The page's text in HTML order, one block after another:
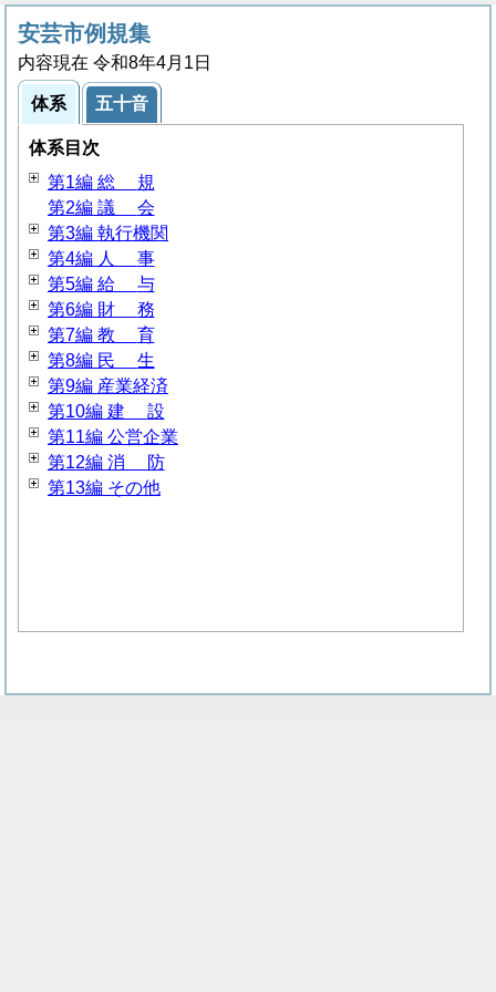
安芸市例規集
内容現在 令和8年4月1日
体系 五十音
体系目次
第1編 総 規
第2編 議 会
第3編 執行機関
第4編 人 事
第5編 給 与
第6編 財 務
第7編 教 育
第8編 民 生
第9編 産業経済
第10編 建 設
第11編 公営企業
第12編 消
防
第13編 その他